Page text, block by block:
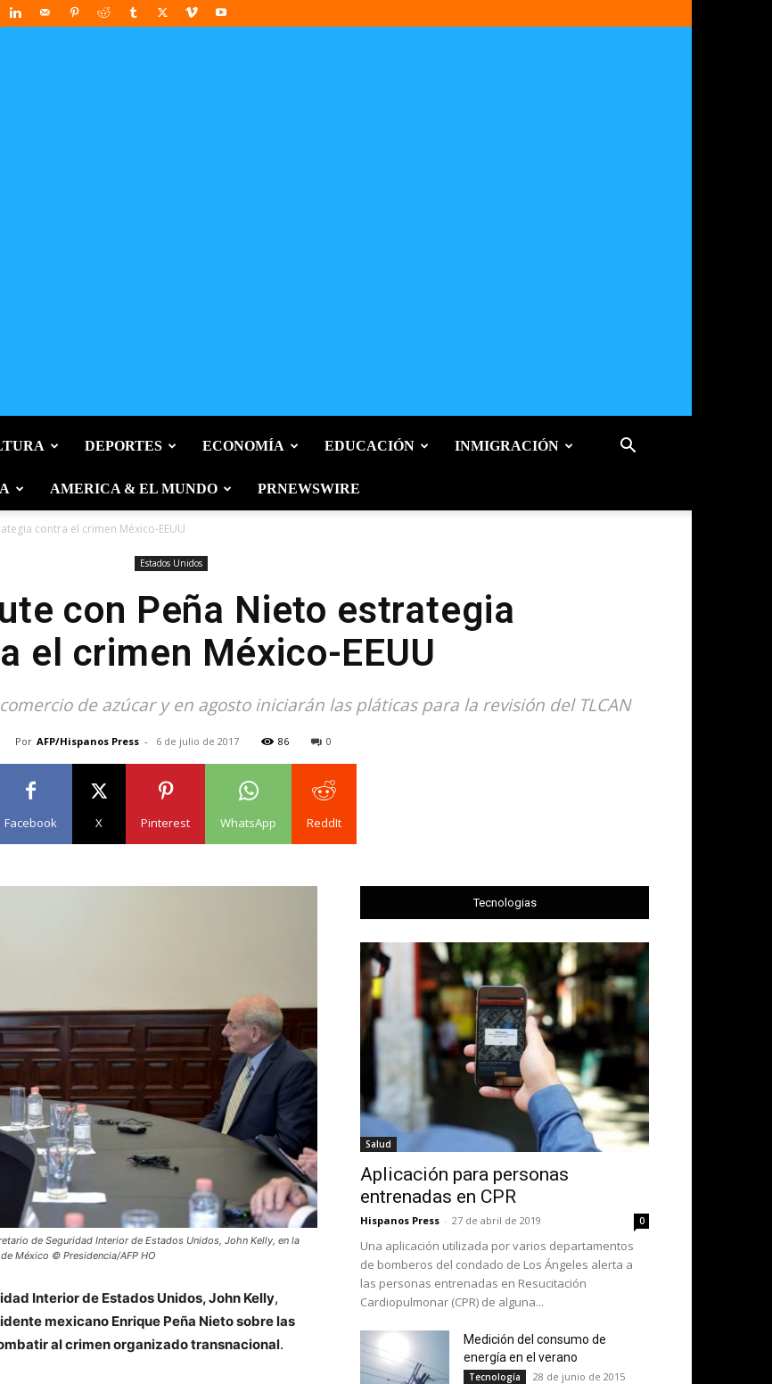
DEPORTES ECONOMÍA EDUCACIÓN INMIGRACIÓN
AMERICA & EL MUNDO PRNEWSWIRE
contra el crimen México-EEUU
Estados Unidos
con Peña Nieto estrategia
el crimen México-EEUU
de azúcar y en agosto iniciarán las pláticas para la revisión del TLCAN
Por AFP/Hispanos Press - 6 de julio de 2017 86 0
Facebook X Pinterest WhatsApp ReddIt
de Seguridad Interior de Estados Unidos, John Kelly, en la
México © Presidencia/AFP HO
Interior de Estados Unidos, John Kelly,
mexicano Enrique Peña Nieto sobre las
al crimen organizado transnacional.
Tecnologias
Salud
Aplicación para personas
entrenadas en CPR
Hispanos Press - 27 de abril de 2019 0
Una aplicación utilizada por varios departamentos
de bomberos del condado de Los Ángeles alerta a
las personas entrenadas en Resucitación
Cardiopulmonar (CPR) de alguna...
Medición del consumo de
energía en el verano
Tecnología 28 de junio de 2015